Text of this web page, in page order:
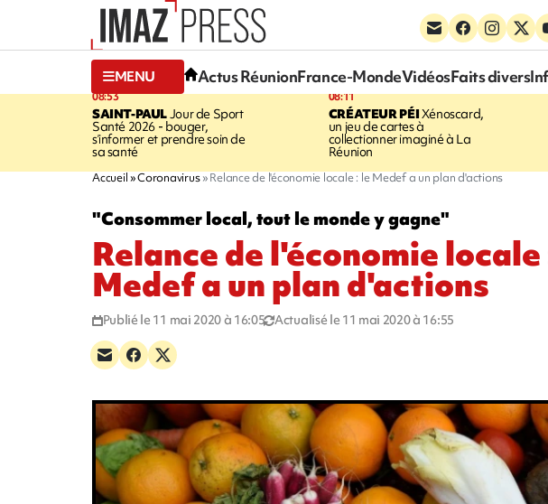
MENU Actus RéunionFrance-MondeVidéosFaits divers
08:53
SAINT-PAULJour de Sport
Santé 2026 - bouger,
s’informer et prendre soin de
sa santé
08:11
CRÉATEUR PÉIXénoscard,
un jeu de cartes à
collectionner imaginé à La
Réunion
Accueil Coronavirus Relance de l'économie locale : le Medef a un plan d'actions
"Consommer local, tout le monde y gagne"
Relance de l'économie locale
Medef a un plan d'actions
Publié le 11 mai 2020 à 16:05 Actualisé le 11 mai 2020 à 16:55